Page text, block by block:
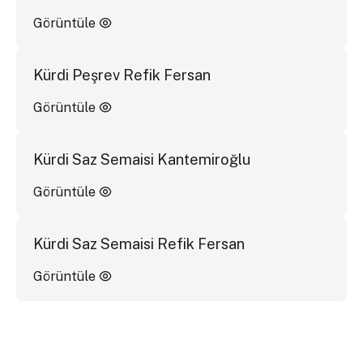
Görüntüle
Kürdi Peşrev Refik Fersan
Görüntüle
Kürdi Saz Semaisi Kantemiroğlu
Görüntüle
Kürdi Saz Semaisi Refik Fersan
Görüntüle